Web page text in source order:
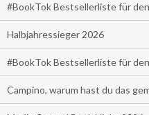
#BookTok Bestsellerliste für
Halbjahressieger 2026
#BookTok Bestsellerliste für
Campino, warum hast du das